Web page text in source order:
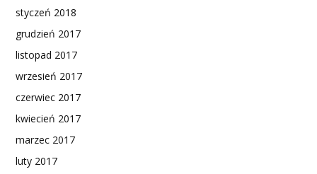
styczeń 2018
grudzień 2017
listopad 2017
wrzesień 2017
czerwiec 2017
kwiecień 2017
marzec 2017
luty 2017